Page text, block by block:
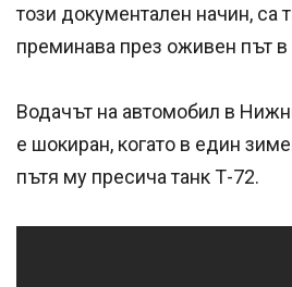
този документален начин, са
преминава през оживен път в
Водачът на автомобил в
е шокиран, когато в един
пътя му пресича танк Т-72.